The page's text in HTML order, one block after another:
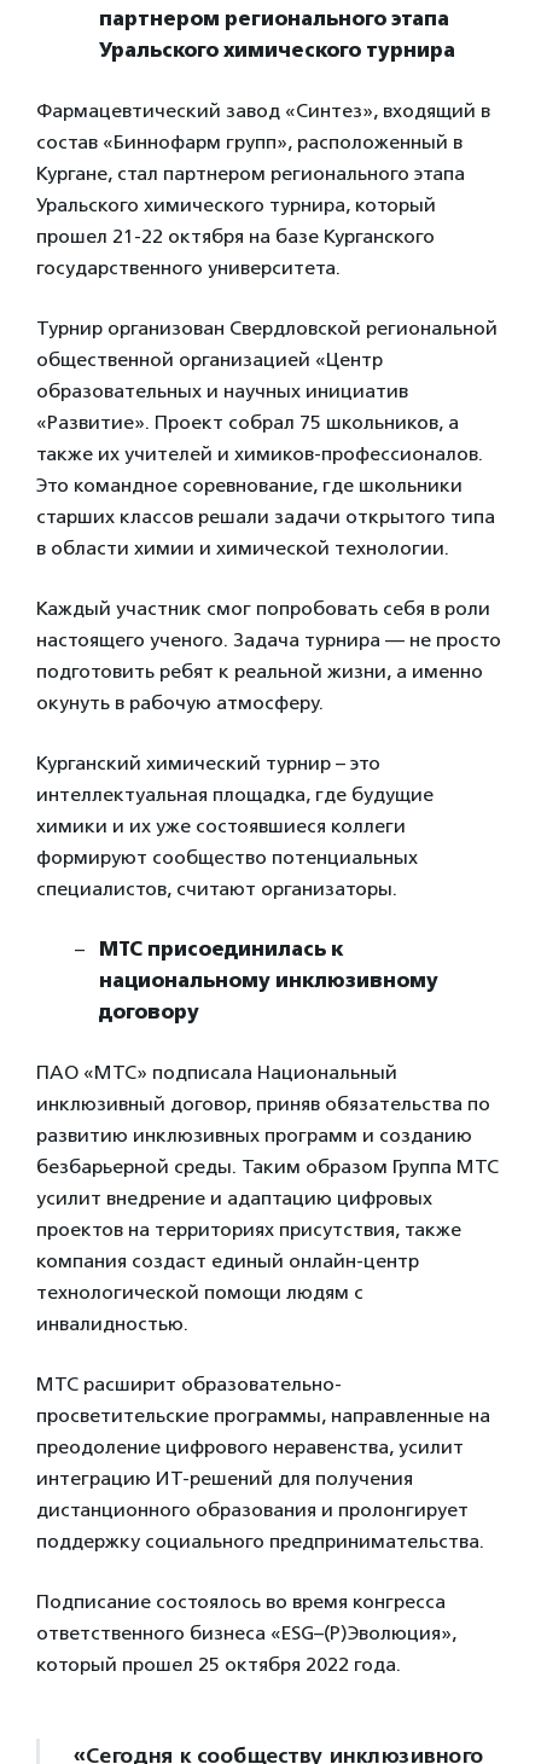
партнером регионального этапа
Уральского химического турнира
Фармацевтический завод «Синтез», входящий в
состав «Биннофарм групп», расположенный в
Кургане, стал партнером регионального этапа
Уральского химического турнира, который
прошел 21-22 октября на базе Курганского
государственного университета.
Турнир организован Свердловской региональной
общественной организацией «Центр
образовательных и научных инициатив
«Развитие». Проект собрал 75 школьников, а
также их учителей и химиков-профессионалов.
Это командное соревнование, где школьники
старших классов решали задачи открытого типа
в области химии и химической технологии.
Каждый участник смог попробовать себя в роли
настоящего ученого. Задача турнира — не просто
подготовить ребят к реальной жизни, а именно
окунуть в рабочую атмосферу.
Курганский химический турнир – это
интеллектуальная площадка, где будущие
химики и их уже состоявшиеся коллеги
формируют сообщество потенциальных
специалистов, считают организаторы.
МТС присоединилась к
национальному инклюзивному
договору
ПАО «МТС» подписала Национальный
инклюзивный договор, приняв обязательства по
развитию инклюзивных программ и созданию
безбарьерной среды. Таким образом Группа МТС
усилит внедрение и адаптацию цифровых
проектов на территориях присутствия, также
компания создаст единый онлайн-центр
технологической помощи людям с
инвалидностью.
МТС расширит образовательно-
просветительские программы, направленные на
преодоление цифрового неравенства, усилит
интеграцию ИТ-решений для получения
дистанционного образования и пролонгирует
поддержку социального предпринимательства.
Подписание состоялось во время конгресса
ответственного бизнеса «ESG–(Р)Эволюция»,
который прошел 25 октября 2022 года.
«Сегодня к сообществу инклюзивного